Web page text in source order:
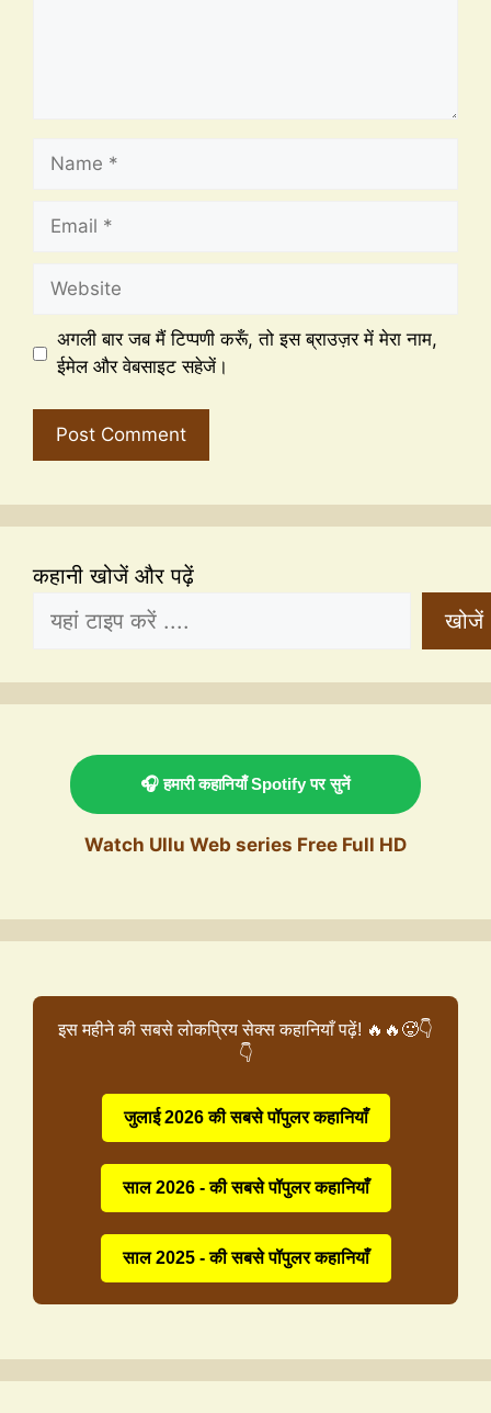
अगली बार जब मैं टिप्पणी करूँ, तो इस ब्राउज़र में मेरा नाम,
ईमेल और वेबसाइट सहेजें।
कहानी खोजें और पढ़ें
खोजें
🎧 हमारी कहानियाँ Spotify पर सुनें
Watch Ullu Web series Free Full HD
इस महीने की सबसे लोकप्रिय सेक्स कहानियाँ पढ़ें! 🔥🔥🥵👇
👇
जुलाई 2026 की सबसे पॉपुलर कहानियाँ
साल 2026 - की सबसे पॉपुलर कहानियाँ
साल 2025 - की सबसे पॉपुलर कहानियाँ